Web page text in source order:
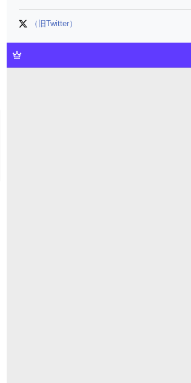
（旧Twitter）